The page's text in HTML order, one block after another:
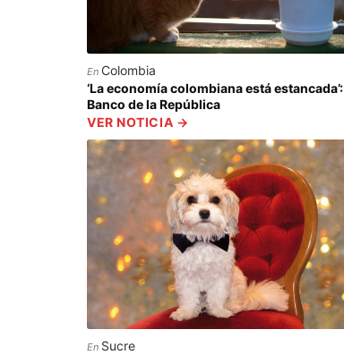
En Colombia
‘La economía colombiana está estancada’:
Banco de la República
VER NOTICIA →
En Sucre